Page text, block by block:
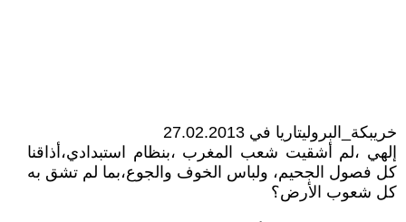
خريبكة_البروليتاريا في 27.02.2013
إلهي ،لم أشقيت شعب المغرب ،بنظام استبدادي،أذاقنا
كل فصول الجحيم، ولباس الخوف والجوع،بما لم تشق به
كل شعوب الأرض؟